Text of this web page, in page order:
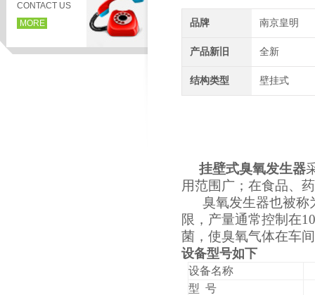
CONTACT US
MORE
品牌 南京皇明
产品新旧 全新
结构类型 壁挂式
挂壁式臭氧发生器
用范围广； 在食品、
臭氧发生器也被称
限，产量通常控制在
菌，使臭氧气体在车
设备型号如下
设备名称
型 号